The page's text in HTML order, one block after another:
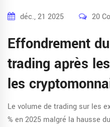
déc., 21 2025 20
Effondrement
trading après
les
Le volume de trading sur les
% en 2025 malgré la hausse